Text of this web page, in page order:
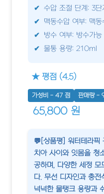
수압 조절 단계: 3단
맥동수압 여부: 맥동
방수 여부: 방수가능
물통 용량: 210ml
★ 평점 (4.5)
가성비 - 47 점 판매량 -
65,800 원
💬[상품평] 워터테라픽
치아 사이와 잇몸을 청
공하며, 다양한 세정 모
다. 무선 디자인과 충전
넉넉한 물탱크 용량과